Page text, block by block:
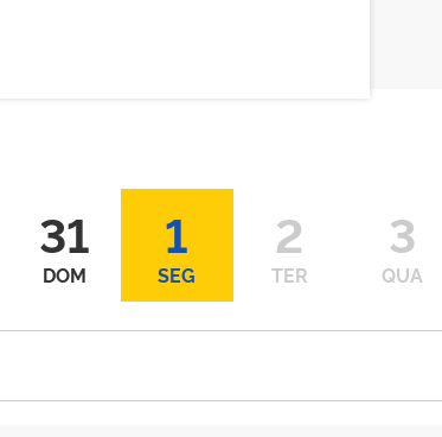
31
DOM
1
SEG
2
TER
3
QUA